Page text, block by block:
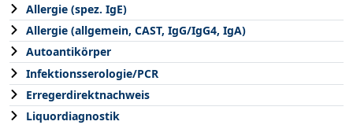
Allergie (spez. IgE)
Allergie (allgemein, CAST, IgG/IgG4, IgA)
Autoantikörper
Infektionsserologie/PCR
Erregerdirektnachweis
Liquordiagnostik